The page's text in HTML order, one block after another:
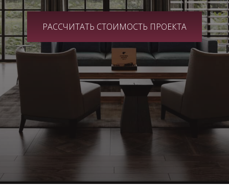
РАССЧИТАТЬ СТОИМОСТЬ ПРОЕКТА